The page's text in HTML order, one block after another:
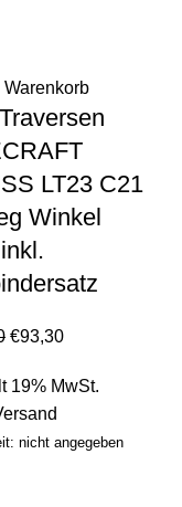
Warenkorb
LT23 C21
Winkel
€93,30
19% MwSt.
nicht angegeben